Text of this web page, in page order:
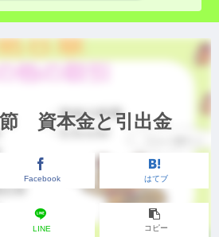
資本金と引出金
Facebook はてブ
LINE コピー